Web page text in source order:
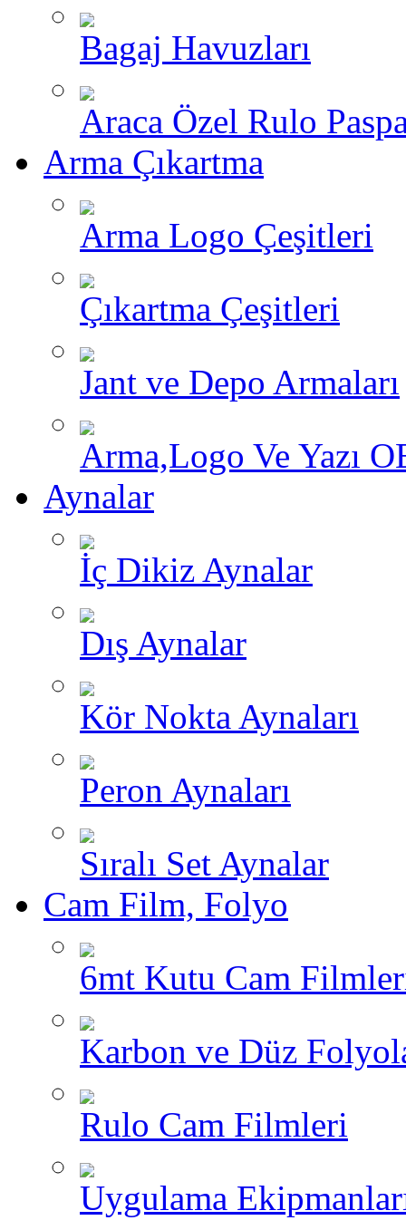
Bagaj Havuzları
Araca Özel Rulo
Arma Çıkartma
Arma Logo Çeşitleri
Çıkartma Çeşitleri
Jant ve Depo Armaları
Arma,Logo Ve Yazı
Aynalar
İç Dikiz Aynalar
Dış Aynalar
Kör Nokta Aynaları
Peron Aynaları
Sıralı Set Aynalar
Cam Film, Folyo
6mt Kutu Cam
Karbon ve Düz
Rulo Cam Filmleri
Uygulama